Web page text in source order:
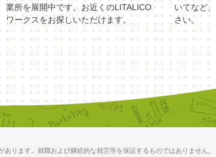
業所を展開中です。お近くのLITALICO
ワークスをお探しいただけます。
いてなど
さい。
ります。就職および継続的な就労等を保証するものではありません。